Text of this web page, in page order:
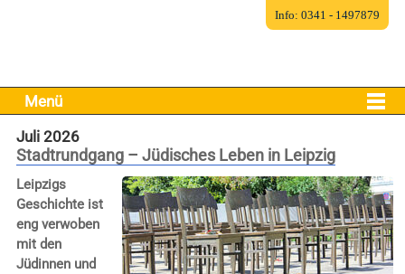
Menü
Juli 2026
Stadtrundgang – Jüdisches Leben in Leipzig
Leipzigs
Geschichte ist
eng verwoben
mit den
Jüdinnen und
Info: 0341 - 1497879